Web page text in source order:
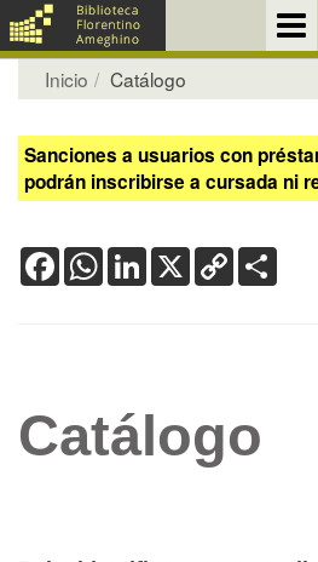
Inicio Catálogo
Sanciones a usuarios con
podrán inscribirse a cursada ni
FacebookWhatsApp
LinkedIn
X Copy
Link
Catálogo